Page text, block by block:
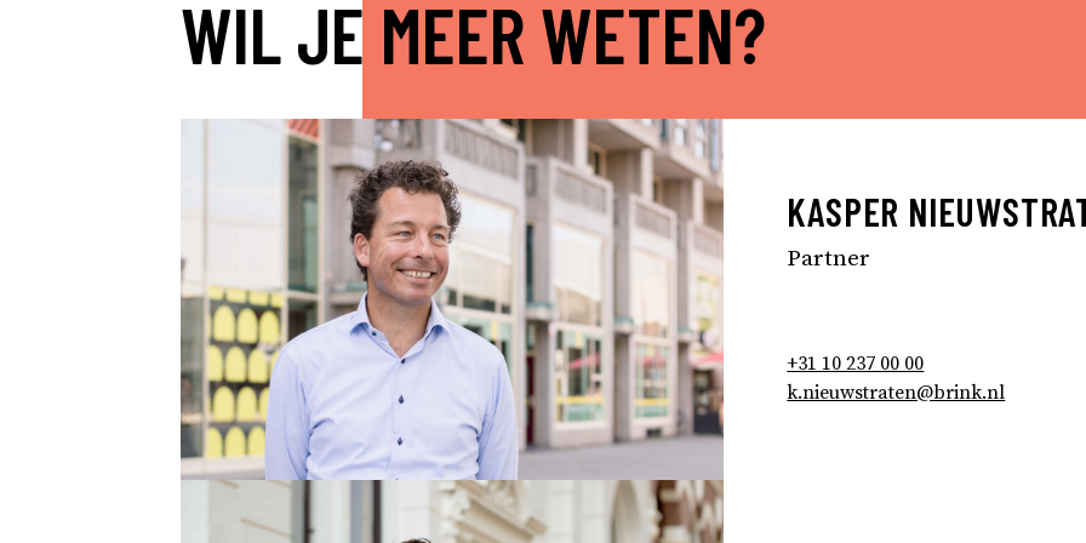
WIL JE MEER WETEN?
KASPER
Partner
+31 10 237 00 00
k.nieuwstraten@brink.nl